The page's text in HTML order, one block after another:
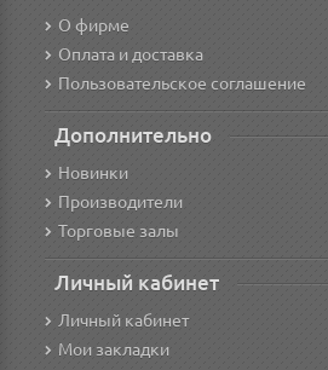
О фирме
Оплата и доставка
Пользовательское соглашение
Дополнительно
Новинки
Производители
Торговые залы
Личный кабинет
Личный кабинет
Мои закладки